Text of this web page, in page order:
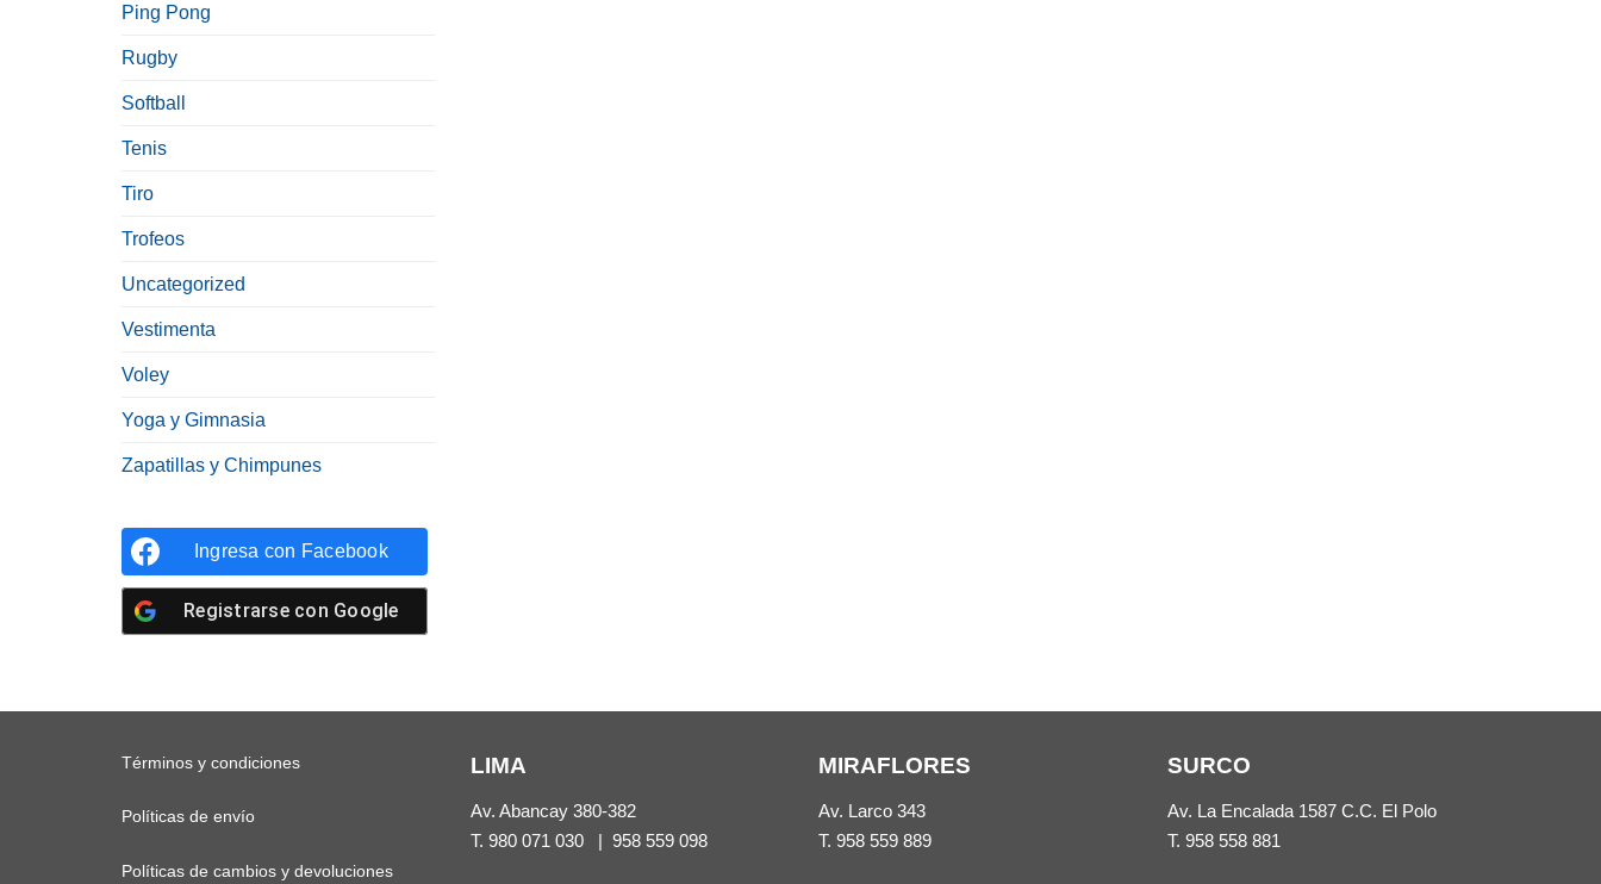
Ping Pong
Rugby
Softball
Tenis
Tiro
Trofeos
Uncategorized
Vestimenta
Voley
Yoga y Gimnasia
Zapatillas y Chimpunes
Ingresa con Facebook
Registrarse con Google
Términos y condiciones
Políticas de envío
Políticas de cambios y devoluciones
LIMA
Av. Abancay 380-382
T. 980 071 030| 958 559 098
MIRAFLORES
Av. Larco 343
T. 958 559 889
SURCO
Av. La Encalada 1587 C.C. El Polo
T. 958 558 881